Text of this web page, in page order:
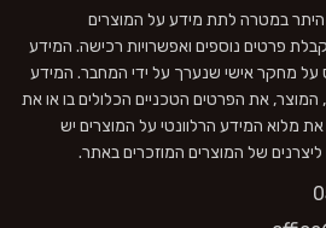
היתר במטרה לתת מידע על המוצרים
פרטים נוספים ואפשרויות רכישה. המידע
על מחקר אישי שנערך על ידי המחבר. המידע
המוצר, את הפרטים הטכניים הכלולים בו או את
מלוא המידע הרלוונטי על המוצרים יש
של המוצרים המוזכרים באתר.